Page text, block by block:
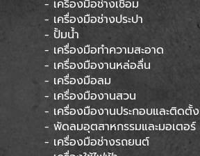
- เครื่องมือช่างเชื่อม
- เครื่องมือช่างประปา
- ปั้มน้ำ
- เครื่องมือทำความสะอาด
- เครื่องมืองานหล่อลื่น
- เครื่องมือลม
- เครื่องมืองานสวน
- เครื่องมืองานประกอบและติดตั้ง
- พัดลมอุตสาหกรรมและมอเตอร์
- เครื่องมือช่างรถยนต์